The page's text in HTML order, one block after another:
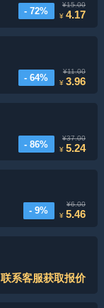
- 72%
¥15.00
¥4.17
- 64%
¥11.00
¥3.96
- 86%
¥37.00
¥5.24
- 9%
¥6.00
¥5.46
联系客服获取报价